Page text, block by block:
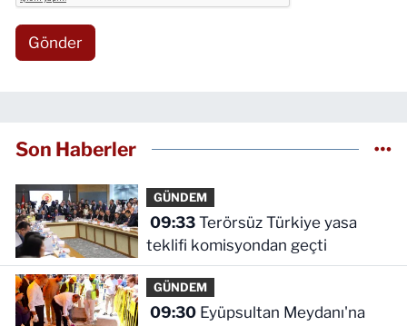
Gönder
Son Haberler
GÜNDEM
09:33Terörsüz Türkiye yasa
teklifi komisyondan geçti
GÜNDEM
09:30Eyüpsultan Meydanı'na